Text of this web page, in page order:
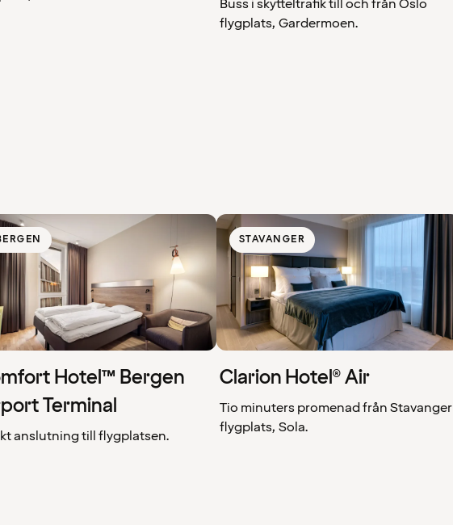
Buss i skytteltrafik till och från Oslo
flygplats, Gardermoen.
Hotel™ Bergen
Terminal
anslutning till flygplatsen.
STAVANGER
Clarion Hotel® Air
Tio minuters promenad från Stavanger
flygplats, Sola.